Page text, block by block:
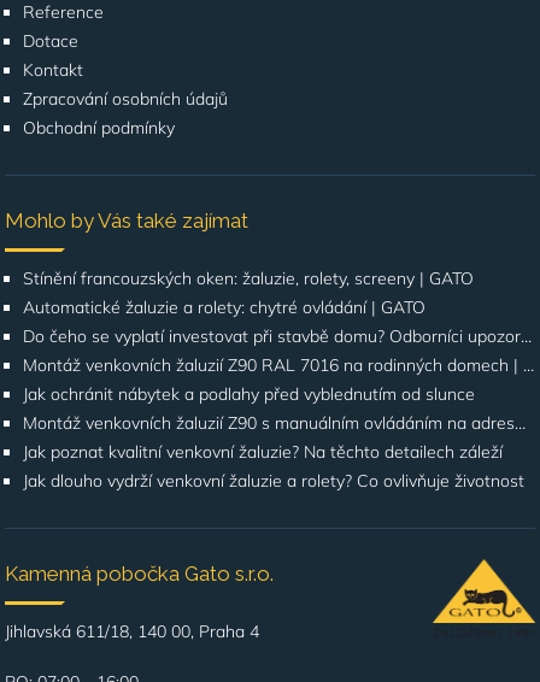
Reference
Dotace
Kontakt
Zpracování osobních údajů
Obchodní podmínky
Mohlo by Vás také zajímat
Stínění francouzských oken: žaluzie, rolety, screeny | GATO
Automatické žaluzie a rolety: chytré ovládání | GATO
Do čeho se vyplatí investovat při stavbě domu? Odborníci upozorňují na stínění oken
Montáž venkovních žaluzií Z90 RAL 7016 na rodinných domech | Případová studie
Jak ochránit nábytek a podlahy před vyblednutím od slunce
Montáž venkovních žaluzií Z90 s manuálním ovládáním na adrese Štúrova, Praha 4
Jak poznat kvalitní venkovní žaluzie? Na těchto detailech záleží
Jak dlouho vydrží venkovní žaluzie a rolety? Co ovlivňuje životnost
Kamenná pobočka Gato s.r.o.
Jihlavská 611/18, 140 00, Praha 4